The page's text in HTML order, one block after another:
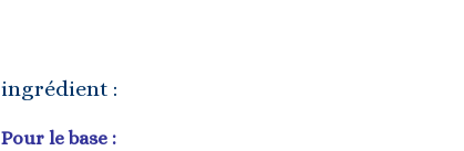
ingrédient :
Pour le base :